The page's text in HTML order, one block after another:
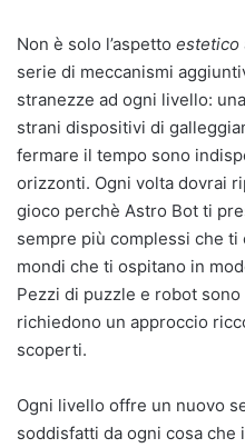
Non è solo l’aspetto estetico
serie di meccanismi
stranezze ad ogni livello:
strani dispositivi di
fermare il tempo sono
orizzonti. Ogni volta dovrai
gioco perchè Astro Bot ti
sempre più complessi che
mondi che ti ospitano in
Pezzi di puzzle e robot
richiedono un approccio
scoperti.
Ogni livello offre un nuovo
soddisfatti da ogni cosa